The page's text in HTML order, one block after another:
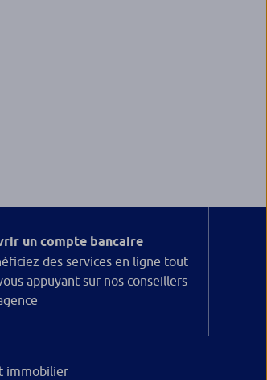
un compte bancaire
des services en ligne tout
appuyant sur nos conseillers
immobilier